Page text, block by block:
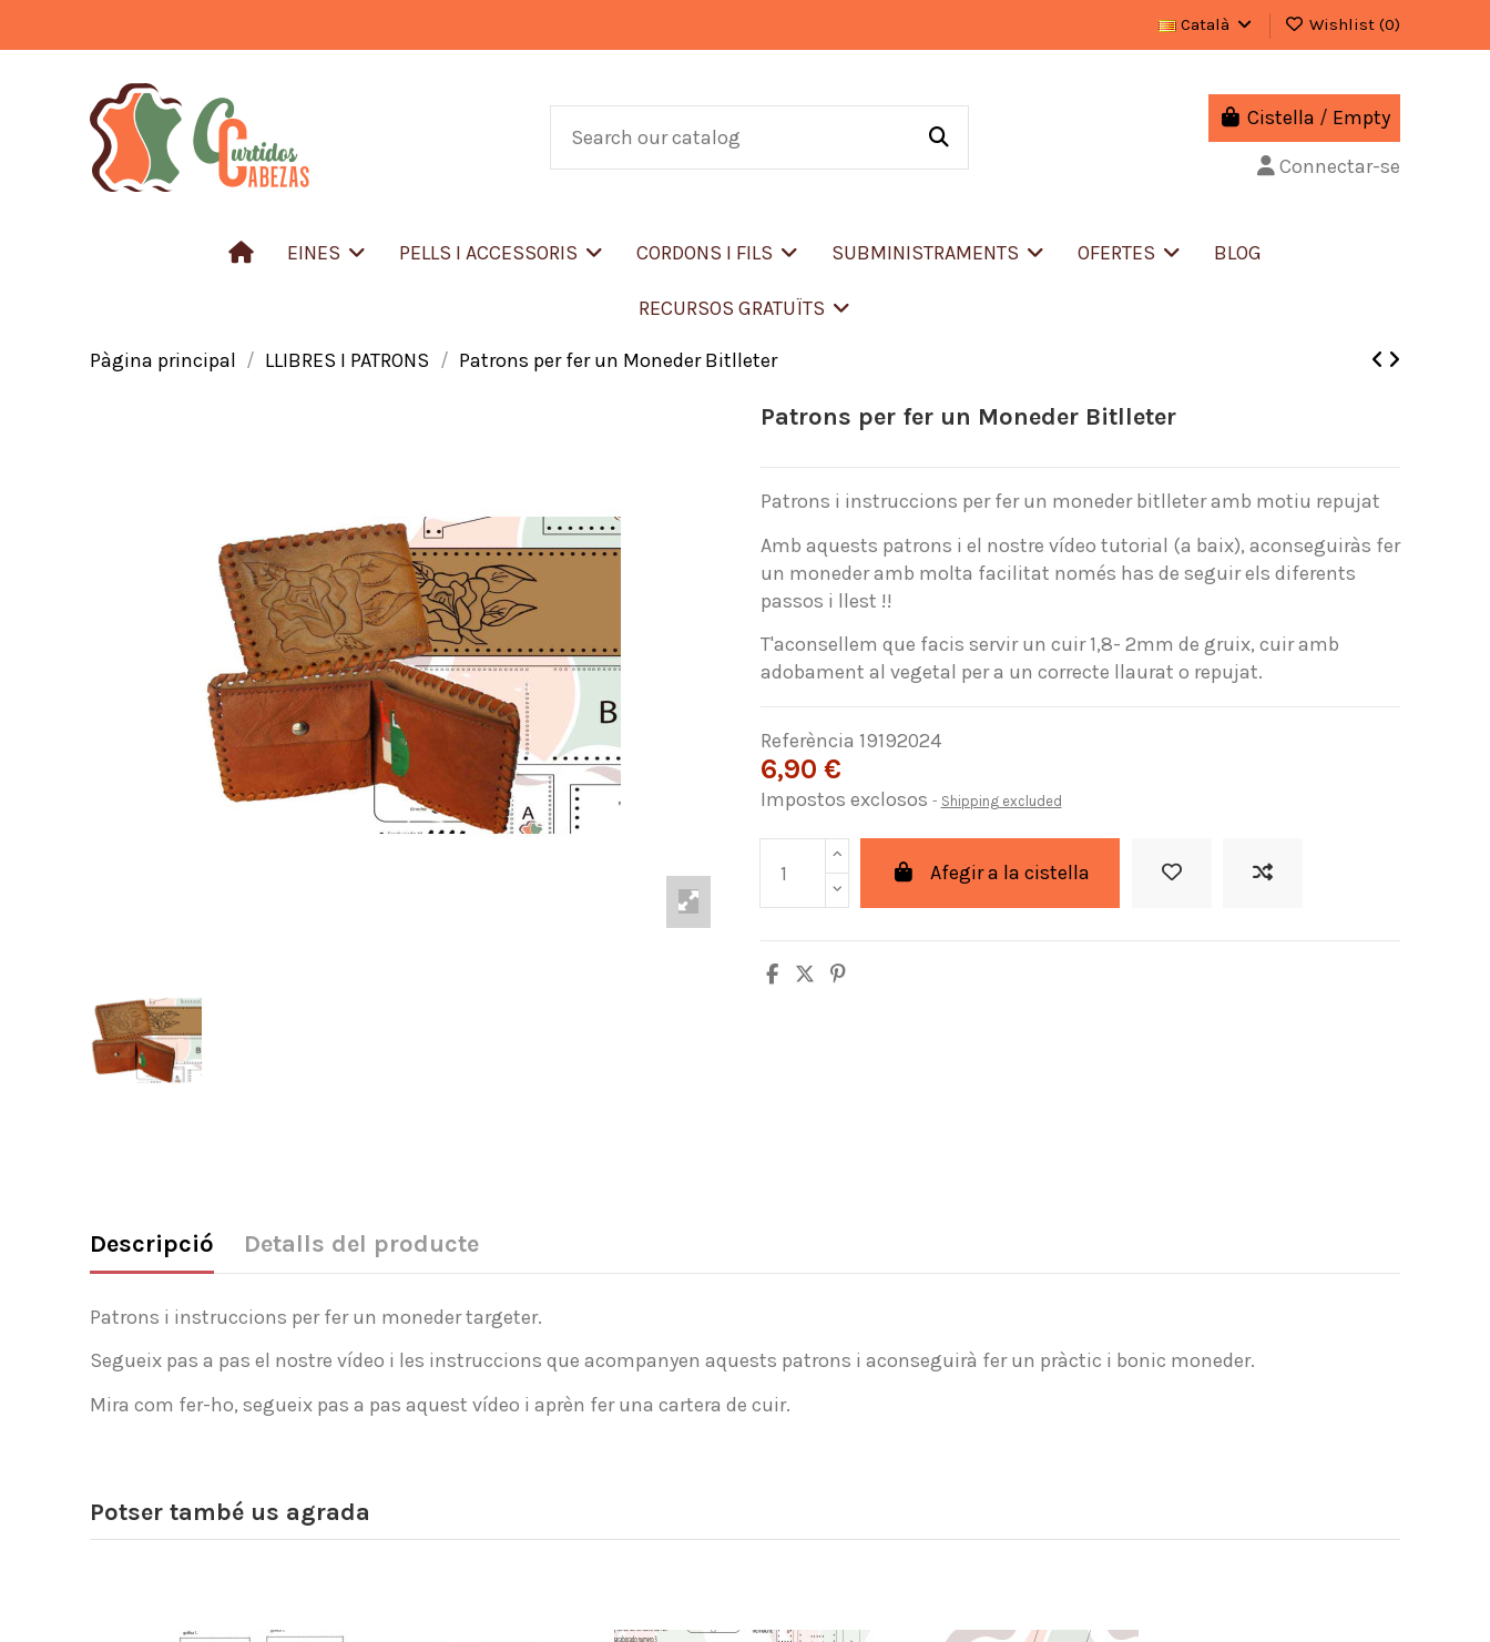
Català Wishlist (0)
Cistella / Empty
Connectar-se
EINES PELLS I ACCESSORIS CORDONS I FILS SUBMINISTRAMENTS OFERTES BLOG
RECURSOS GRATUÏTS
Pàgina principal LLIBRES I PATRONS Patrons per fer un Moneder Bitlleter
Patrons per fer un Moneder Bitlleter
Patrons i instruccions per fer un moneder bitlleter amb motiu repujat
Amb aquests patrons i el nostre vídeo tutorial (a baix), aconseguiràs fer
un moneder amb molta facilitat només has de seguir els diferents
passos i llest !!
T'aconsellem que facis servir un cuir 1,8- 2mm de gruix, cuir amb
adobament al vegetal per a un correcte llaurat o repujat.
Referència 19192024
6,90 €
Impostos exclosos Shipping excluded
Afegir a la cistella
Descripció Detalls del producte
Patrons i instruccions per fer un moneder targeter.
Segueix pas a pas el nostre vídeo i les instruccions que acompanyen aquests patrons i aconseguirà fer un pràctic i bonic moneder.
Mira com fer-ho, segueix pas a pas aquest vídeo i aprèn fer una cartera de cuir.
Potser també us agrada